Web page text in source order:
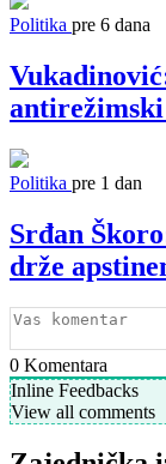
Politika pre 6 dana
Politika pre 1 dan
Srđan
drže
0 Komentara
Inline Feedbacks
View all comments